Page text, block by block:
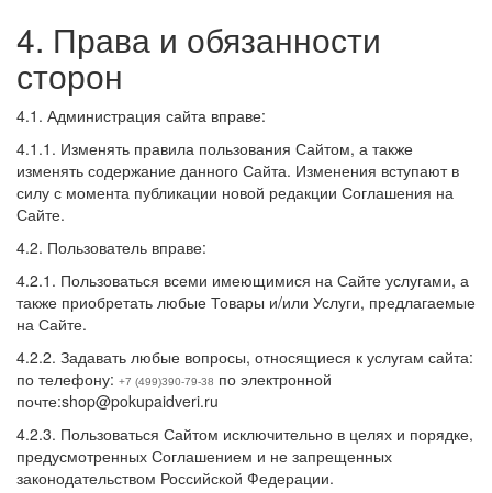
4. Права и обязанности
сторон
4.1. Администрация сайта вправе:
4.1.1. Изменять правила пользования Сайтом, а также
изменять содержание данного Сайта. Изменения вступают в
силу с момента публикации новой редакции Соглашения на
Сайте.
4.2. Пользователь вправе:
4.2.1. Пользоваться всеми имеющимися на Сайте услугами, а
также приобретать любые Товары и/или Услуги, предлагаемые
на Сайте.
4.2.2. Задавать любые вопросы, относящиеся к услугам сайта:
по телефону: +7 (499)390-79-38 по электронной
почте:shop@pokupaidveri.ru
4.2.3. Пользоваться Сайтом исключительно в целях и порядке,
предусмотренных Соглашением и не запрещенных
законодательством Российской Федерации.